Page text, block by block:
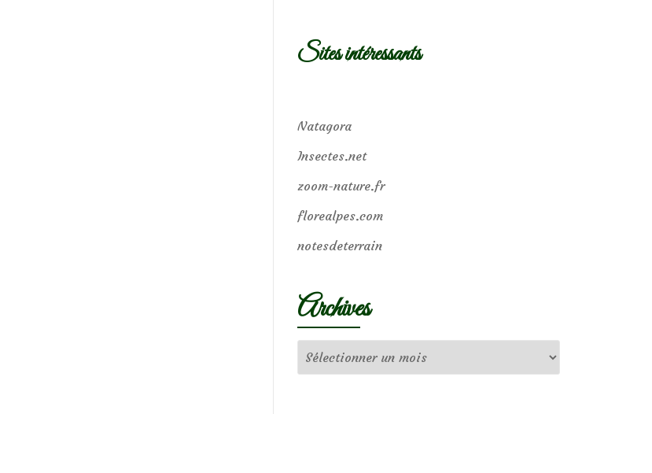
Sites intéressants
Natagora
Insectes.net
zoom-nature.fr
florealpes.com
notesdeterrain
Archives
Archives